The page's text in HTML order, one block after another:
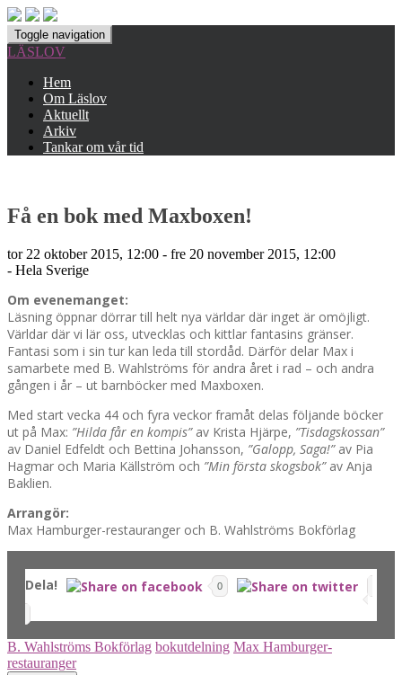
Toggle navigation
LÄSLOV
Hem
Om Läslov
Aktuellt
Arkiv
Tankar om vår tid
Få en bok med Maxboxen!
tor 22 oktober 2015, 12:00 - fre 20 november 2015, 12:00
- Hela Sverige
Om evenemanget:
Läsning öppnar dörrar till helt nya världar där inget är omöjligt.
Världar där vi lär oss, utvecklas och kittlar fantasins gränser.
Fantasi som i sin tur kan leda till stordåd. Därför delar Max i
samarbete med B. Wahlströms för andra året i rad – och andra
gången i år – ut barnböcker med Maxboxen.
Med start vecka 44 och fyra veckor framåt delas följande böcker
ut på Max: ”Hilda får en kompis”av Krista Hjärpe, ”Tisdagskossan”
av Daniel Edfeldt och Bettina Johansson, ”Galopp, Saga!”av Pia
Hagmar och Maria Källström och ”Min första skogsbok”av Anja
Baklien.
Arrangör:
Max Hamburger-restauranger och B. Wahlströms Bokförlag
Dela! 0
B. Wahlströms Bokförlag bokutdelning Max Hamburger-
restauranger